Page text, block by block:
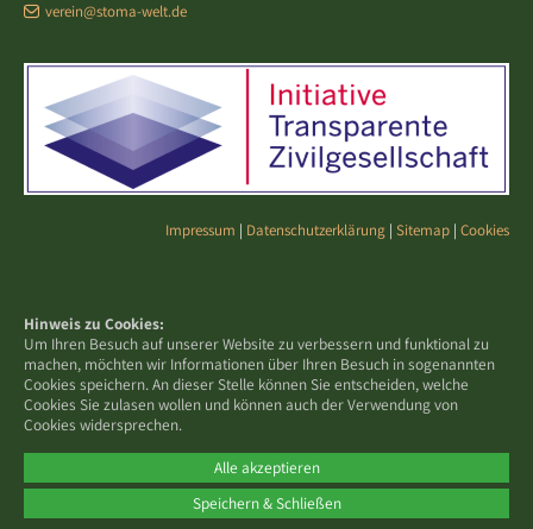
Alle akzeptieren
Speichern & Schließen
Hinweis zu Cookies:
Um Ihren Besuch auf unserer Website zu verbessern und funktional zu
machen, möchten wir Informationen über Ihren Besuch in sogenannten
Cookies speichern. An dieser Stelle können Sie entscheiden, welche
Cookies Sie zulasen wollen und können auch der Verwendung von
Cookies widersprechen.
verein@stoma-welt.de
Impressum | Datenschutzerklärung | Sitemap | Cookies